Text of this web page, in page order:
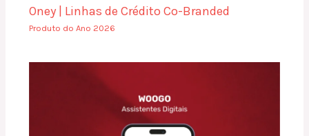
Oney | Linhas de Crédito Co-Branded
Produto do Ano 2026